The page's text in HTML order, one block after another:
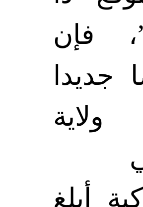
فإن
جديدا
أبلغ